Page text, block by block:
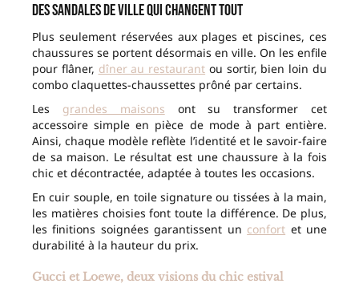
Des sandales de ville qui changent tout
Plus seulement réservées aux plages et piscines, ces
chaussures se portent désormais en ville. On les enfile
pour flâner, dîner au restaurant ou sortir, bien loin du
combo claquettes-chaussettes prôné par certains.
Les grandes maisons ont su transformer cet
accessoire simple en pièce de mode à part entière.
Ainsi, chaque modèle reflète l’identité et le savoir-faire
de sa maison. Le résultat est une chaussure à la fois
chic et décontractée, adaptée à toutes les occasions.
En cuir souple, en toile signature ou tissées à la main,
les matières choisies font toute la différence. De plus,
les finitions soignées garantissent un confort et une
durabilité à la hauteur du prix.
Gucci et Loewe, deux visions du chic estival